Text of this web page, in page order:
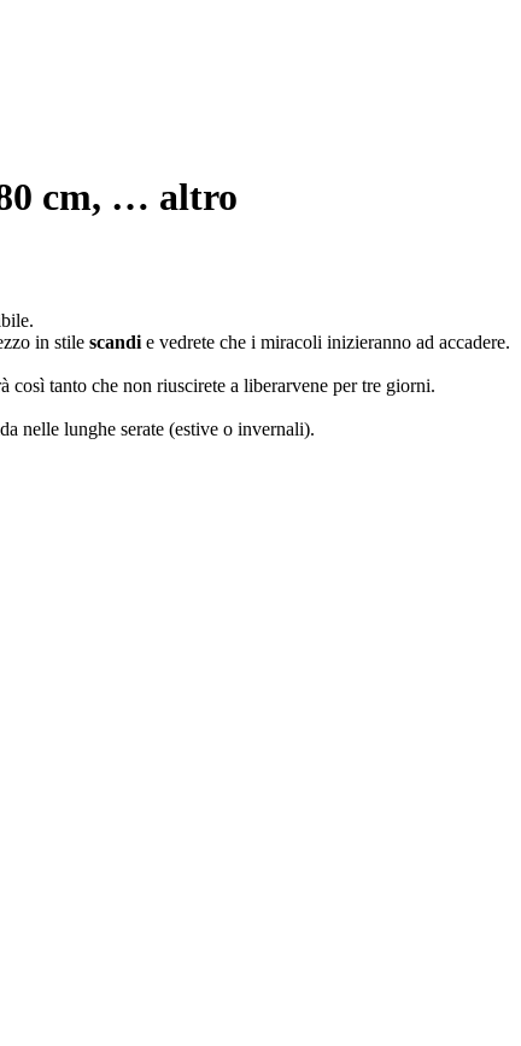
cm, … altro
in stile scandi e vedrete che i miracoli inizieranno ad accadere.
così tanto che non riuscirete a liberarvene per tre giorni.
nelle lunghe serate (estive o invernali).